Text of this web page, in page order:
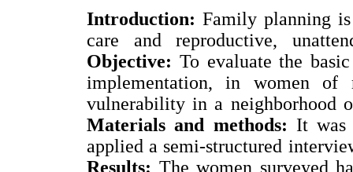
Introduction: Family planning
care and reproductive,
Objective: To evaluate the
implementation, in women
vulnerability in a neighborhood
Materials and methods: It was
applied a semi-structured
Results: The women surveyed